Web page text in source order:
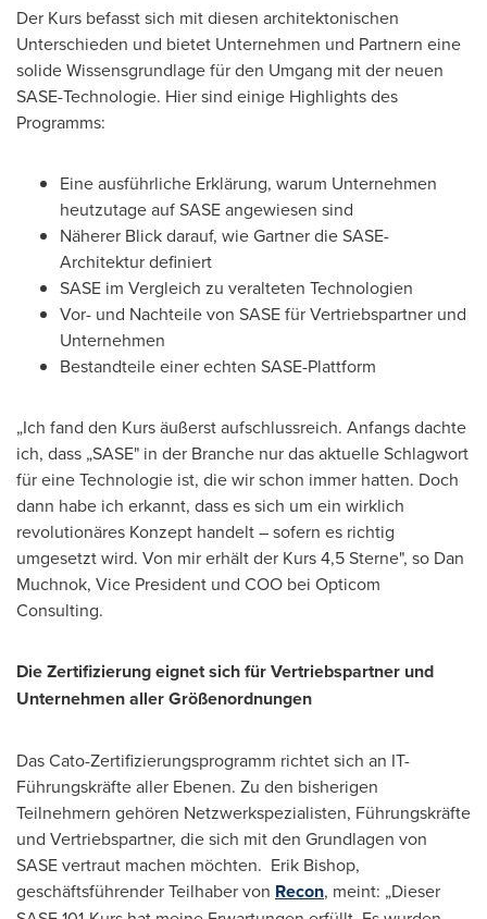
Der Kurs befasst sich mit diesen architektonischen
Unterschieden und bietet Unternehmen und Partnern eine
solide Wissensgrundlage für den Umgang mit der neuen
SASE-Technologie. Hier sind einige Highlights des
Programms:
Eine ausführliche Erklärung, warum Unternehmen
heutzutage auf SASE angewiesen sind
Näherer Blick darauf, wie Gartner die SASE-
Architektur definiert
SASE im Vergleich zu veralteten Technologien
Vor- und Nachteile von SASE für Vertriebspartner und
Unternehmen
Bestandteile einer echten SASE-Plattform
„Ich fand den Kurs äußerst aufschlussreich. Anfangs dachte
ich, dass „SASE" in der Branche nur das aktuelle Schlagwort
für eine Technologie ist, die wir schon immer hatten. Doch
dann habe ich erkannt, dass es sich um ein wirklich
revolutionäres Konzept handelt – sofern es richtig
umgesetzt wird. Von mir erhält der Kurs 4,5 Sterne", so Dan
Muchnok, Vice President und COO bei Opticom
Consulting.
Die Zertifizierung eignet sich für Vertriebspartner und
Unternehmen aller Größenordnungen
Das Cato-Zertifizierungsprogramm richtet sich an IT-
Führungskräfte aller Ebenen. Zu den bisherigen
Teilnehmern gehören Netzwerkspezialisten, Führungskräfte
und Vertriebspartner, die sich mit den Grundlagen von
SASE vertraut machen möchten. Erik Bishop,
geschäftsführender Teilhaber von Recon, meint: „Dieser